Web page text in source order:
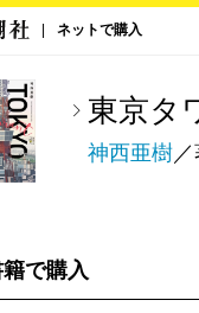
ネットで購入
東京タ
神西亜樹
で購入